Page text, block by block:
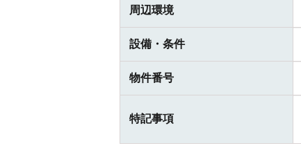
周辺環境
設備・条件
物件番号
特記事項